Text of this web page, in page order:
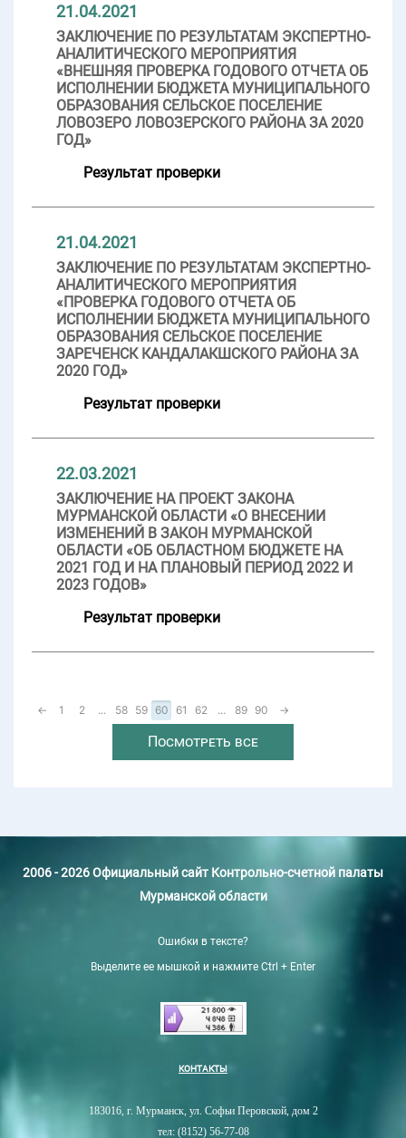
21.04.2021
ЗАКЛЮЧЕНИЕ ПО РЕЗУЛЬТАТАМ ЭКСПЕРТНО-
АНАЛИТИЧЕСКОГО МЕРОПРИЯТИЯ
«ВНЕШНЯЯ ПРОВЕРКА ГОДОВОГО ОТЧЕТА ОБ
ИСПОЛНЕНИИ БЮДЖЕТА МУНИЦИПАЛЬНОГО
ОБРАЗОВАНИЯ СЕЛЬСКОЕ ПОСЕЛЕНИЕ
ЛОВОЗЕРО ЛОВОЗЕРСКОГО РАЙОНА ЗА 2020
ГОД»
Результат проверки
21.04.2021
ЗАКЛЮЧЕНИЕ ПО РЕЗУЛЬТАТАМ ЭКСПЕРТНО-
АНАЛИТИЧЕСКОГО МЕРОПРИЯТИЯ
«ПРОВЕРКА ГОДОВОГО ОТЧЕТА ОБ
ИСПОЛНЕНИИ БЮДЖЕТА МУНИЦИПАЛЬНОГО
ОБРАЗОВАНИЯ СЕЛЬСКОЕ ПОСЕЛЕНИЕ
ЗАРЕЧЕНСК КАНДАЛАКШСКОГО РАЙОНА ЗА
2020 ГОД»
Результат проверки
22.03.2021
ЗАКЛЮЧЕНИЕ НА ПРОЕКТ ЗАКОНА
МУРМАНСКОЙ ОБЛАСТИ «О ВНЕСЕНИИ
ИЗМЕНЕНИЙ В ЗАКОН МУРМАНСКОЙ
ОБЛАСТИ «ОБ ОБЛАСТНОМ БЮДЖЕТЕ НА
2021 ГОД И НА ПЛАНОВЫЙ ПЕРИОД 2022 И
2023 ГОДОВ»
Результат проверки
← 1 2 ... 58 59 60 61 62 ... 89 90 →
Посмотреть все
2006 - 2026 Официальный сайт Контрольно-счетной палаты
Мурманской области
Ошибки в тексте?
Выделите ее мышкой и нажмите Ctrl + Enter
КОНТАКТЫ
183016, г. Мурманск, ул. Софьи Перовской, дом 2
тел: (8152) 56-77-08